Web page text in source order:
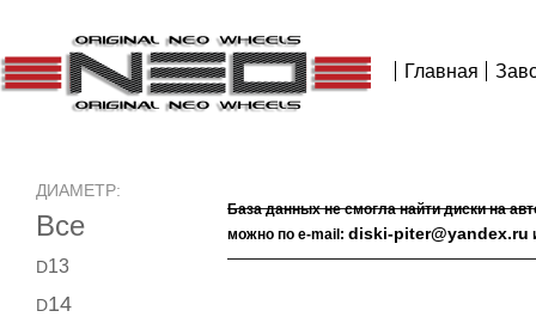
Главная
ДИАМЕТР:
Все
D13
D14
База данных не смогла найти диски на
можно по e-mail: diski-piter@yandex.ru